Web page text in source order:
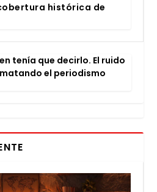
his­tó­ri­ca de
tenía que decir­lo. El rui­do
el perio­dis­mo